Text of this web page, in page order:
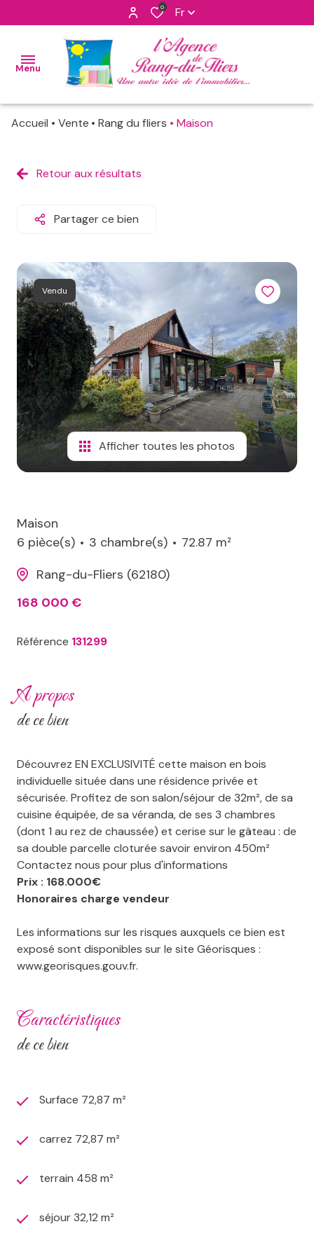
0 Fr
Menu
nos
maisons
apppartements
neufs
terrains
terrains
de
loisirs
immeubles
notre
agence
aico
contact
Accueil Vente Rang du fliers Maison
Retour aux résultats
Partager ce bien
Vendu
Afficher toutes les photos
Maison
6 pièce(s)
3 chambre(s)
72.87 m²
Rang-du-Fliers (62180)
168 000 €
Référence 131299
a propos
de ce bien
Découvrez EN EXCLUSIVITÉ cette maison en bois
individuelle située dans une résidence privée et
sécurisée. Profitez de son salon/séjour de 32m², de sa
cuisine équipée, de sa véranda, de ses 3 chambres
(dont 1 au rez de chaussée) et cerise sur le gâteau : de
sa double parcelle cloturée savoir environ 450m²
Contactez nous pour plus d'informations
Prix : 168.000€
Honoraires charge vendeur
Les informations sur les risques auxquels ce bien est
exposé sont disponibles sur le site Géorisques :
www.georisques.gouv.fr.
caractéristiques
de ce bien
Surface 72,87 m²
carrez 72,87 m²
terrain 458 m²
séjour 32,12 m²